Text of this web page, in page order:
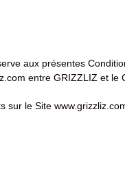
aux présentes
entre GRIZZLIZ et le
sur le Site